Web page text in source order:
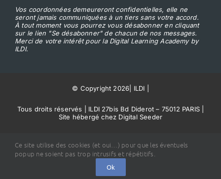
Vos coordonnées demeureront confidentielles, elle ne
seront jamais communiquées à un tiers sans votre accord.
À tout moment vous pourrez vous désabonner en cliquant
sur le lien "Se désabonner" de chacun de nos messages.
Merci de votre intérêt pour la Digital Learning Academy by
ILDI.
© Copyright 2026 ILDI
Tous droits réservés | ILDI 27bis Bd Diderot – 75012 PARIS |
Site hébergé chez Digital Seeder
Ce site utilise des cookies (et oui…) pour que les éventuels
popup ne soient pas trop intrusifs et répétitifs.
Ok